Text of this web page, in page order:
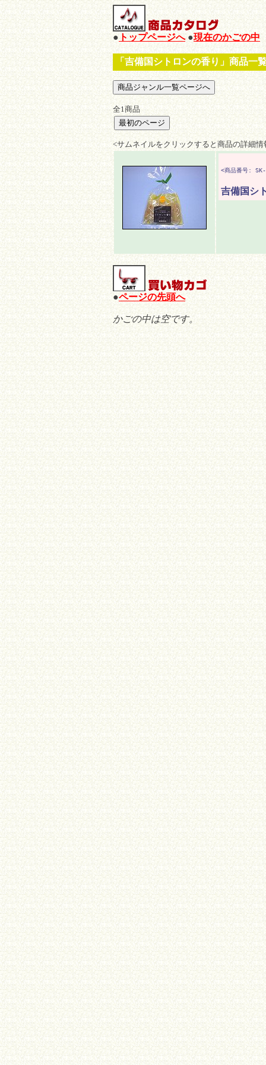
● トップページへ●現在のかごの中
「吉備国シトロンの香り」商品一
全1商品
<サムネイルをクリックすると商品の詳細
<商品番号:
吉備国シ
●ページの先頭へ
かごの中は空です。